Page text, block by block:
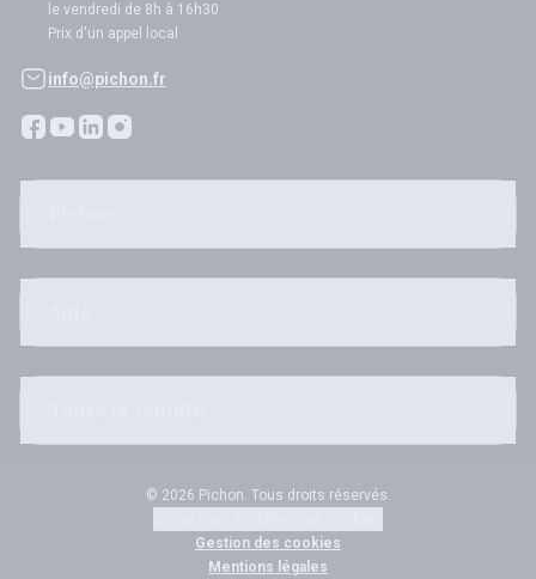
le vendredi de 8h à 16h30
Prix d'un appel local
info@pichon.fr
© 2026 Pichon. Tous droits réservés.
Gestion des cookies
Mentions légales